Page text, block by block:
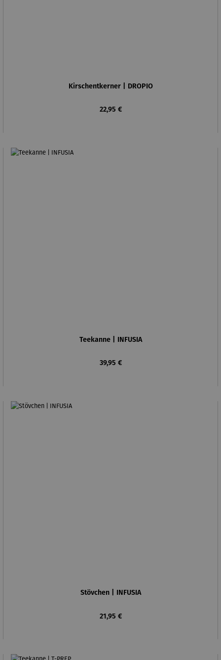
Kirschentkerner | DROPIO
Regulärer Preis:
22,95 €
Teekanne | INFUSIA
Regulärer Preis:
39,95 €
Stövchen | INFUSIA
Regulärer Preis:
21,95 €